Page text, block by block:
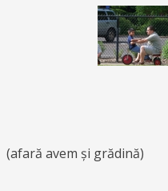
(afară avem și grădină)